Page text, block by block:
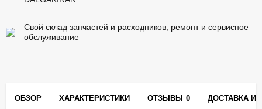
Свой склад запчастей и расходников, ремонт и сервисное
обслуживание
ОБЗОР ХАРАКТЕРИСТИКИ ОТЗЫВЫ 0 ДОСТАВКА И